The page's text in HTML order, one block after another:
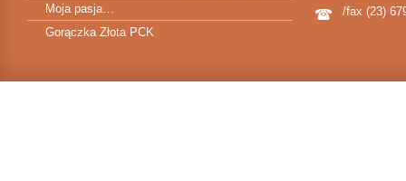
Moja pasja…
Gorączka Złota PCK
/fax (23)